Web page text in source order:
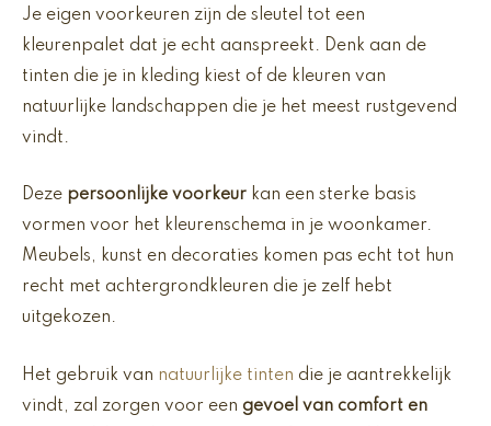
Je eigen voorkeuren zijn de sleutel tot een
kleurenpalet dat je echt aanspreekt. Denk aan de
tinten die je in kleding kiest of de kleuren van
natuurlijke landschappen die je het meest rustgevend
vindt.
Deze persoonlijke voorkeur kan een sterke basis
vormen voor het kleurenschema in je woonkamer.
Meubels, kunst en decoraties komen pas echt tot hun
recht met achtergrondkleuren die je zelf hebt
uitgekozen.
Het gebruik van natuurlijke tinten die je aantrekkelijk
vindt, zal zorgen voor een gevoel van comfort en